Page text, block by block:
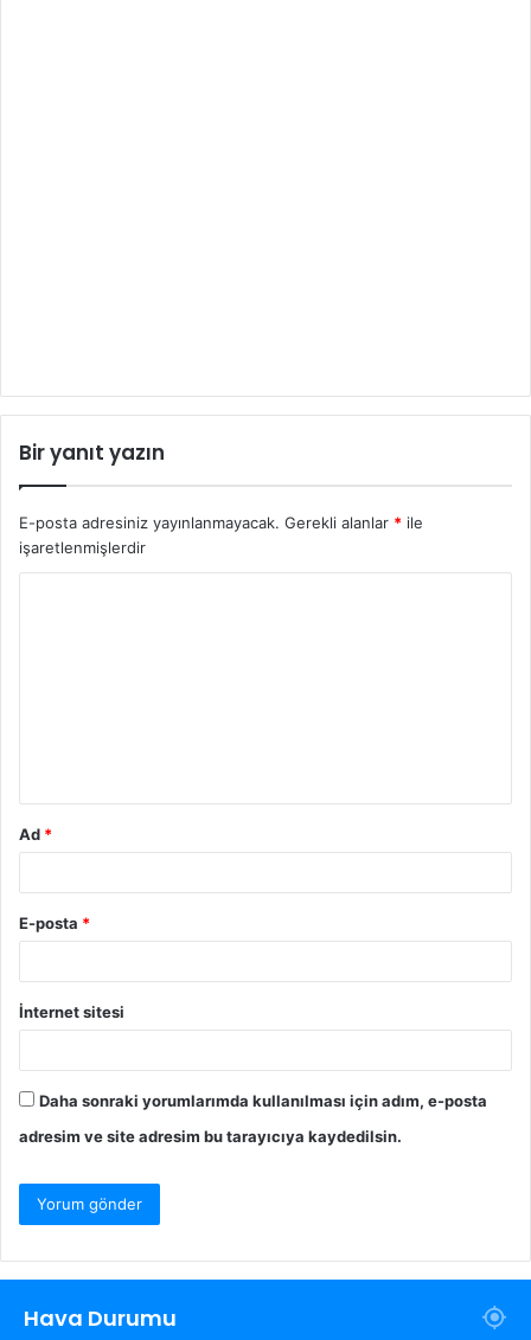
Bir yanıt yazın
E-posta adresiniz yayınlanmayacak. Gerekli alanlar * ile
işaretlenmişlerdir
Ad *
E-posta *
İnternet sitesi
Daha sonraki yorumlarımda kullanılması için adım, e-posta
adresim ve site adresim bu tarayıcıya kaydedilsin.
Hava Durumu